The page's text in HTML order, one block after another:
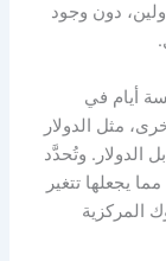
دون وجود
خمسة أيام في
مثل الدولار
الدولار. وتُحدَّد
يجعلها تتغير
المركزية